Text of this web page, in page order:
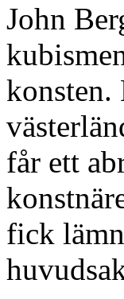
John
konsten.
får ett
fick